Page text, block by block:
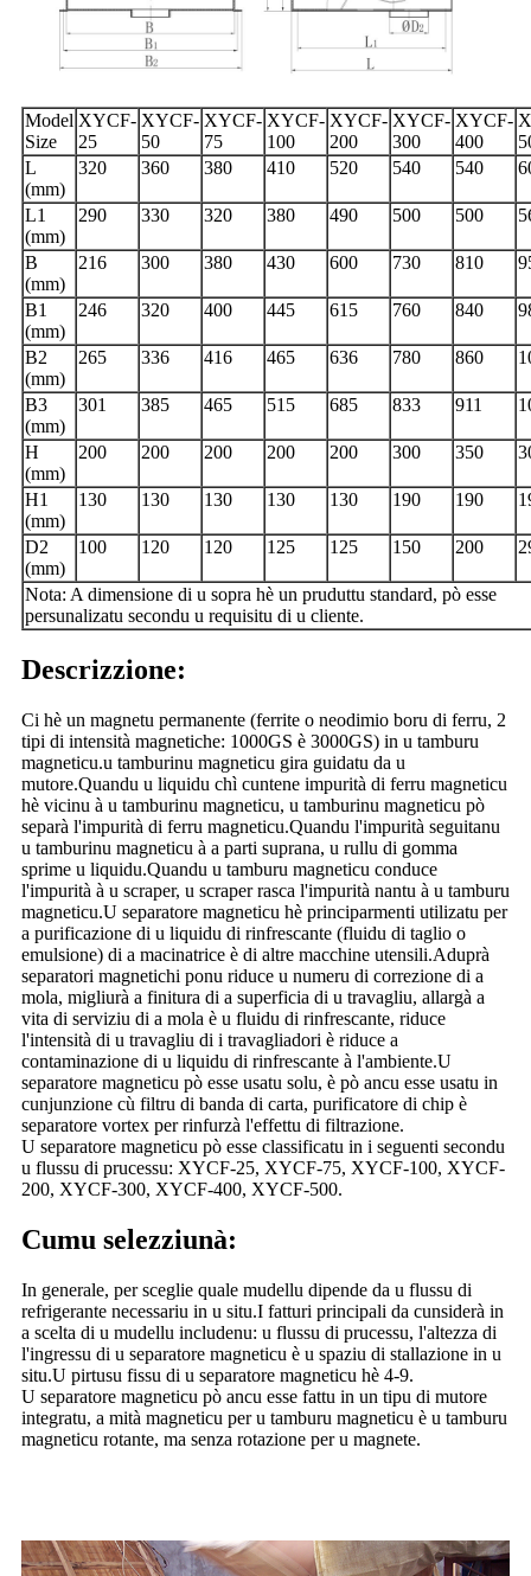
Model
Size
XYCF-
25
XYCF-
50
XYCF-
75
XYCF-
100
XYCF-
200
XYCF-
300
XYCF-
400
L
(mm)
320 360 380 410 520 540 540
L1
(mm)
290 330 320 380 490 500 500
B
(mm)
216 300 380 430 600 730 810
B1
(mm)
246 320 400 445 615 760 840
B2
(mm)
265 336 416 465 636 780 860
B3
(mm)
301 385 465 515 685 833 911
H
(mm)
200 200 200 200 200 300 350
H1
(mm)
130 130 130 130 130 190 190
D2
(mm)
100 120 120 125 125 150 200
Nota: A dimensione di u sopra hè un pruduttu standard, pò esse
persunalizatu secondu u requisitu di u cliente.
Descrizzione:
Ci hè un magnetu permanente (ferrite o neodimio boru di ferru, 2
tipi di intensità magnetiche: 1000GS è 3000GS) in u tamburu
magneticu.u tamburinu magneticu gira guidatu da u
mutore.Quandu u liquidu chì cuntene impurità di ferru magneticu
hè vicinu à u tamburinu magneticu, u tamburinu magneticu pò
separà l'impurità di ferru magneticu.Quandu l'impurità seguitanu
u tamburinu magneticu à a parti suprana, u rullu di gomma
sprime u liquidu.Quandu u tamburu magneticu conduce
l'impurità à u scraper, u scraper rasca l'impurità nantu à u tamburu
magneticu.U separatore magneticu hè principarmenti utilizatu per
a purificazione di u liquidu di rinfrescante (fluidu di taglio o
emulsione) di a macinatrice è di altre macchine utensili.Aduprà
separatori magnetichi ponu riduce u numeru di correzione di a
mola, migliurà a finitura di a superficia di u travagliu, allargà a
vita di serviziu di a mola è u fluidu di rinfrescante, riduce
l'intensità di u travagliu di i travagliadori è riduce a
contaminazione di u liquidu di rinfrescante à l'ambiente.U
separatore magneticu pò esse usatu solu, è pò ancu esse usatu in
cunjunzione cù filtru di banda di carta, purificatore di chip è
separatore vortex per rinfurzà l'effettu di filtrazione.
U separatore magneticu pò esse classificatu in i seguenti secondu
u flussu di prucessu: XYCF-25, XYCF-75, XYCF-100, XYCF-
200, XYCF-300, XYCF-400, XYCF-500.
Cumu selezziunà:
In generale, per sceglie quale mudellu dipende da u flussu di
refrigerante necessariu in u situ.I fatturi principali da cunsiderà in
a scelta di u mudellu includenu: u flussu di prucessu, l'altezza di
l'ingressu di u separatore magneticu è u spaziu di stallazione in u
situ.U pirtusu fissu di u separatore magneticu hè 4-9.
U separatore magneticu pò ancu esse fattu in un tipu di mutore
integratu, a mità magneticu per u tamburu magneticu è u tamburu
magneticu rotante, ma senza rotazione per u magnete.